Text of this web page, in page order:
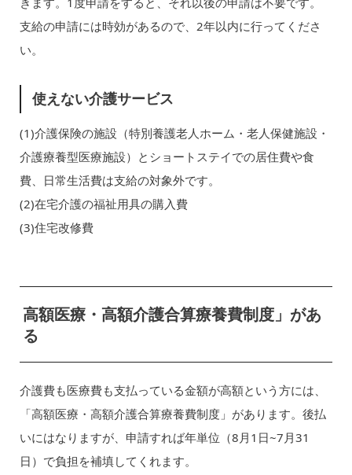
支給の申請には時効があるので、2年以内に行ってくださ
い。
使えない介護サービス
(1)介護保険の施設（特別養護老人ホーム・老人保健施設・
介護療養型医療施設）とショートステイでの居住費や食
費、日常生活費は支給の対象外です。
(2)在宅介護の福祉用具の購入費
(3)住宅改修費
高額医療・高額介護合算療養費制度」があ
る
介護費も医療費も支払っている金額が高額という方には、
「高額医療・高額介護合算療養費制度」があります。後払
いにはなりますが、申請すれば年単位（8月1日~7月31
日）で負担を補填してくれます。